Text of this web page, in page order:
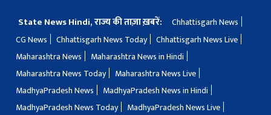
State News Hindi, राज्य की ताज़ा ख़बरें:
Chhattisgarh News
CG News
Chhattisgarh News Today
Chhattisgarh News Live
Maharashtra News
Maharashtra News in Hindi
Maharashtra News Today
Maharashtra News Live
MadhyaPradesh News
MadhyaPradesh News in Hindi
MadhyaPradesh News Today
MadhyaPradesh News Live